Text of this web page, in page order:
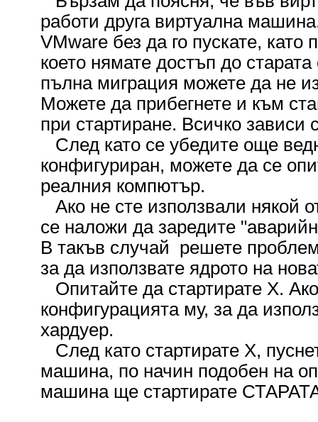
работи друга виртуална
VMware без да го пускате,
което нямате достъп до
пълна миграция можете да не
Можете да прибегнете и към
при стартиране. Всичко
След като се убедите още
конфигуриран, можете да се
реалния компютър.
Ако не сте използвали някой
се наложи да заредите
В такъв случай решете
за да използвате ядрото на
Опитайте да стартирате X.
конфигурацията му, за да
хардуер.
След като стартирате X,
машина, по начин подобен на
машина ще стартирате